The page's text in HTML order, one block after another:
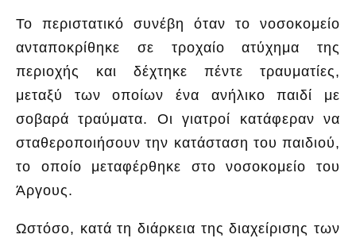
Το περιστατικό συνέβη όταν το νοσοκομείο
ανταποκρίθηκε σε τροχαίο ατύχημα της
περιοχής και δέχτηκε πέντε τραυματίες,
μεταξύ των οποίων ένα ανήλικο παιδί με
σοβαρά τραύματα. Οι γιατροί κατάφεραν να
σταθεροποιήσουν την κατάσταση του παιδιού,
το οποίο μεταφέρθηκε στο νοσοκομείο του
Άργους.
Ωστόσο, κατά τη διάρκεια της διαχείρισης των